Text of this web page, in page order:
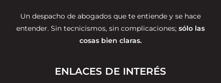
Un despacho de abogados que te entiende y se hace
entender. Sin tecnicismos, sin complicaciones; sólo las
cosas bien claras.
ENLACES DE INTERÉS